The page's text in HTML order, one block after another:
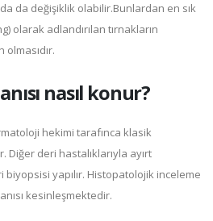
da değişiklik olabilir.Bunlardan en sık
olarak adlandırılan tırnakların
nasıl konur?
hekimi tarafınca klasik
Diğer deri hastalıklarıyla ayırt
yapılır. Histopatolojik inceleme
kesinleşmektedir.